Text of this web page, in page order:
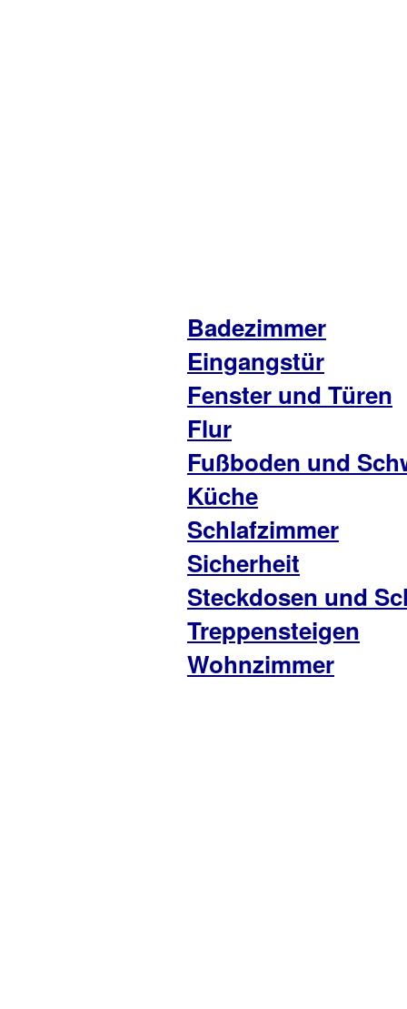
Badezimmer
Eingangstür
Fenster und Türen
Flur
Fußboden und
Küche
Schlafzimmer
Sicherheit
Steckdosen und
Treppensteigen
Wohnzimmer